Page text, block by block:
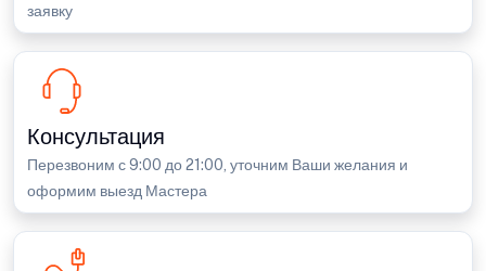
заявку
Консультация
Перезвоним с 9:00 до 21:00, уточним Ваши желания и
оформим выезд Мастера